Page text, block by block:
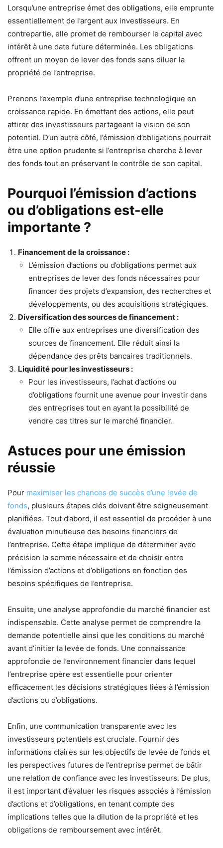
Lorsqu’une entreprise émet des obligations, elle emprunte
essentiellement de l’argent aux investisseurs. En
contrepartie, elle promet de rembourser le capital avec
intérêt à une date future déterminée. Les obligations
offrent un moyen de lever des fonds sans diluer la
propriété de l’entreprise.
Prenons l’exemple d’une entreprise technologique en
croissance rapide. En émettant des actions, elle peut
attirer des investisseurs partageant la vision de son
potentiel. D’un autre côté, l’émission d’obligations pourrait
être une option prudente si l’entreprise cherche à lever
des fonds tout en préservant le contrôle de son capital.
Pourquoi l’émission d’actions
ou d’obligations est-elle
importante ?
Financement de la croissance :
L’émission d’actions ou d’obligations permet aux
entreprises de lever des fonds nécessaires pour
financer des projets d’expansion, des recherches et
développements, ou des acquisitions stratégiques.
Diversification des sources de financement :
Elle offre aux entreprises une diversification des
sources de financement. Elle réduit ainsi la
dépendance des prêts bancaires traditionnels.
Liquidité pour les investisseurs :
Pour les investisseurs, l’achat d’actions ou
d’obligations fournit une avenue pour investir dans
des entreprises tout en ayant la possibilité de
vendre ces titres sur le marché financier.
Astuces pour une émission
réussie
Pour maximiser les chances de succès d’une levée de
fonds, plusieurs étapes clés doivent être soigneusement
planifiées. Tout d’abord, il est essentiel de procéder à une
évaluation minutieuse des besoins financiers de
l’entreprise. Cette étape implique de déterminer avec
précision la somme nécessaire et de choisir entre
l’émission d’actions et d’obligations en fonction des
besoins spécifiques de l’entreprise.
Ensuite, une analyse approfondie du marché financier est
indispensable. Cette analyse permet de comprendre la
demande potentielle ainsi que les conditions du marché
avant d’initier la levée de fonds. Une connaissance
approfondie de l’environnement financier dans lequel
l’entreprise opère est essentielle pour orienter
efficacement les décisions stratégiques liées à l’émission
d’actions ou d’obligations.
Enfin, une communication transparente avec les
investisseurs potentiels est cruciale. Fournir des
informations claires sur les objectifs de levée de fonds et
les perspectives futures de l’entreprise permet de bâtir
une relation de confiance avec les investisseurs. De plus,
il est important d’évaluer les risques associés à l’émission
d’actions et d’obligations, en tenant compte des
implications telles que la dilution de la propriété et les
obligations de remboursement avec intérêt.